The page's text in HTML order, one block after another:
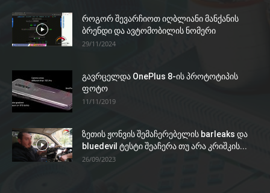
როგორ შევარჩიოთ იღბლიანი მანქანის
ბრენდი და ავტომობილის ნომერი
29/11/2024
გავრცელდა OnePlus 8-ის პროტოტიპის
ფოტო
11/11/2019
ზეთის ჟონვის შემაჩერებელის barleaks და
bluedevil ტესტი შეაჩერა თუ არა კრიშკის...
26/09/2023